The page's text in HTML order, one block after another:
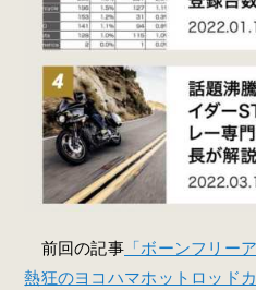
前回の記事 「ボーンフリー
熱狂のヨコハマホットロッド